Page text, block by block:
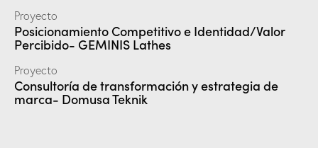
Proyecto
Posicionamiento Competitivo e Identidad/Valor
Percibido- GEMINIS Lathes
Proyecto
Consultoría de transformación y estrategia de
marca- Domusa Teknik